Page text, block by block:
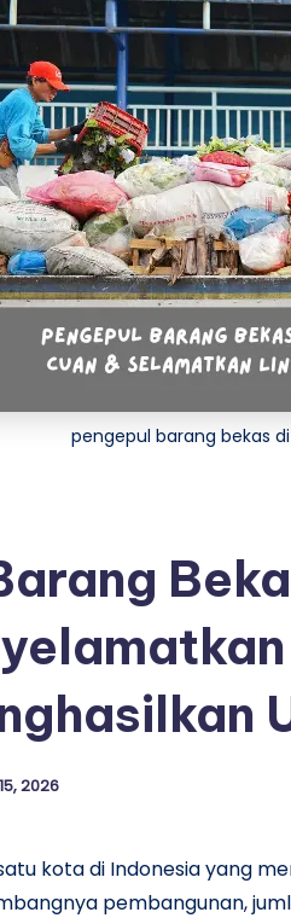
pengepul barang bekas
2026
kota di Indonesia yang
pembangunan,